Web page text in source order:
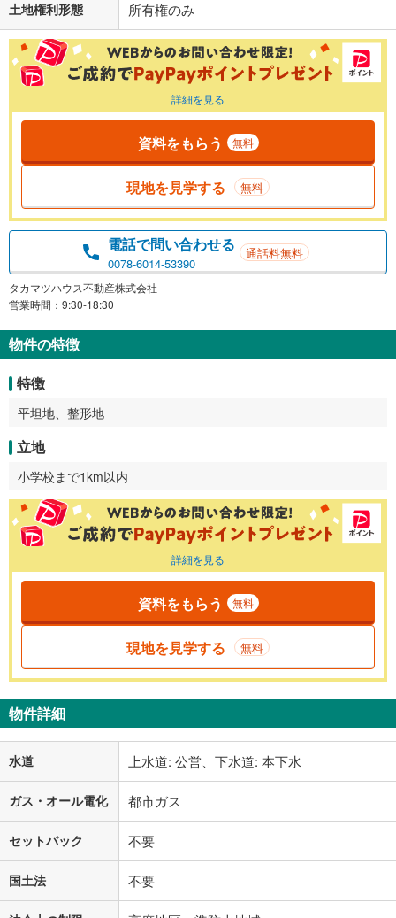
土地権利形態 所有権のみ
詳細を見る
資料をもらう 無料
現地を見学する 無料
電話で問い合わせる
0078-6014-53390
通話料無料
タカマツハウス不動産株式会社
営業時間：9:30-18:30
物件の特徴
特徴
平坦地、整形地
立地
小学校まで1km以内
詳細を見る
資料をもらう 無料
現地を見学する 無料
物件詳細
水道 上水道: 公営、下水道: 本下水
ガス・オール電化 都市ガス
セットバック 不要
国土法 不要